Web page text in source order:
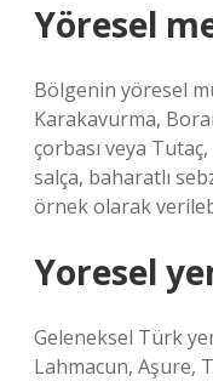
Yöresel
Bölgenin yöresel
Karakavurma,
çorbası veya
salça, baharatlı
örnek olarak
Yoresel
Geleneksel Türk
Lahmacun, Aşure,